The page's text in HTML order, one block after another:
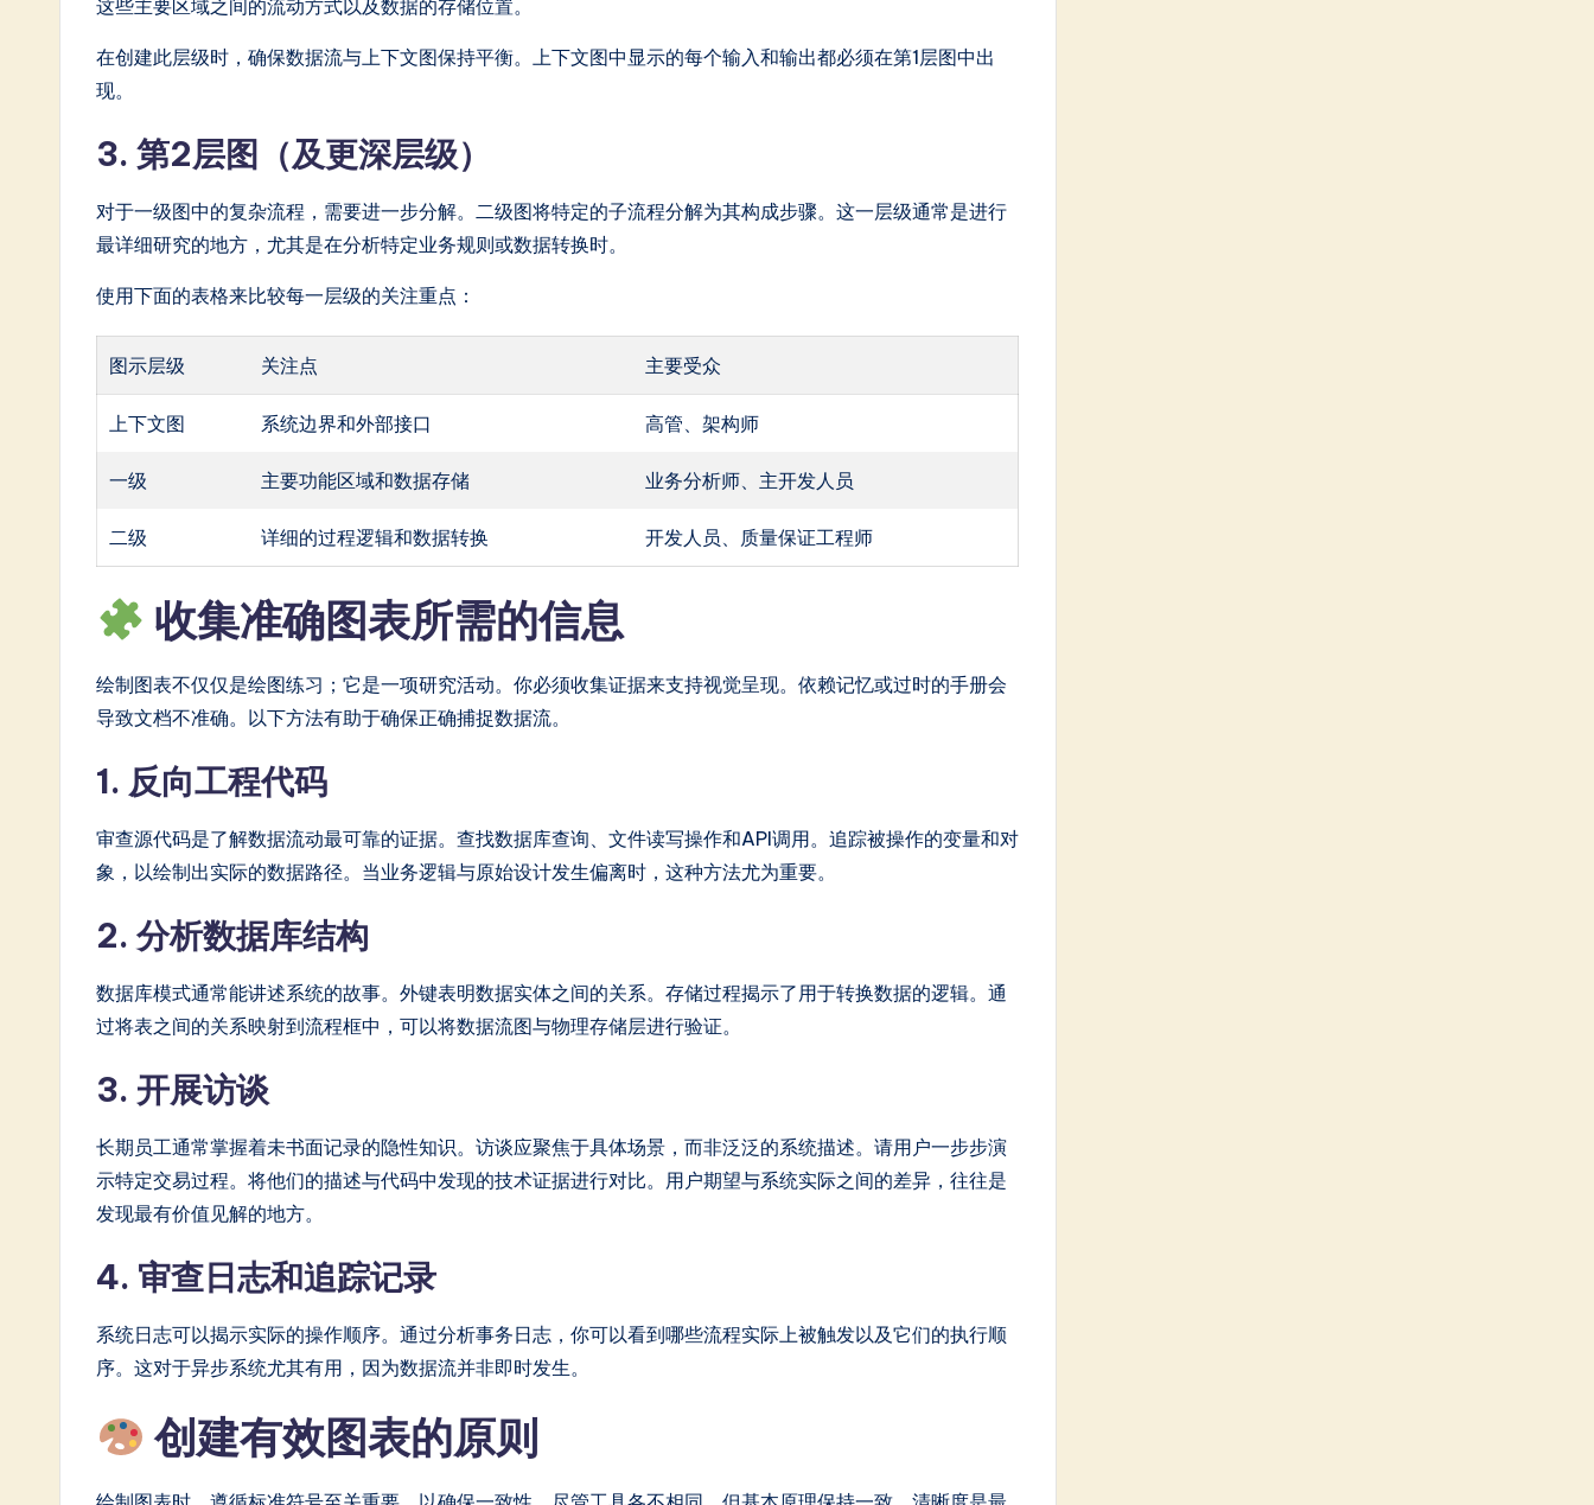
这些主要区域之间的流动方式以及数据的存储位置。
在创建此层级时，确保数据流与上下文图保持平衡。上下文图中显示的每个输入和输出都必须在第1层图中出
现。
3. 第2层图（及更深层级）
对于一级图中的复杂流程，需要进一步分解。二级图将特定的子流程分解为其构成步骤。这一层级通常是进行
最详细研究的地方，尤其是在分析特定业务规则或数据转换时。
使用下面的表格来比较每一层级的关注重点：
图示层级 关注点 主要受众
上下文图 系统边界和外部接口 高管、架构师
一级 主要功能区域和数据存储 业务分析师、主开发人员
二级 详细的过程逻辑和数据转换 开发人员、质量保证工程师
收集准确图表所需的信息
绘制图表不仅仅是绘图练习；它是一项研究活动。你必须收集证据来支持视觉呈现。依赖记忆或过时的手册会
导致文档不准确。以下方法有助于确保正确捕捉数据流。
1. 反向工程代码
审查源代码是了解数据流动最可靠的证据。查找数据库查询、文件读写操作和API调用。追踪被操作的变量和对
象，以绘制出实际的数据路径。当业务逻辑与原始设计发生偏离时，这种方法尤为重要。
2. 分析数据库结构
数据库模式通常能讲述系统的故事。外键表明数据实体之间的关系。存储过程揭示了用于转换数据的逻辑。通
过将表之间的关系映射到流程框中，可以将数据流图与物理存储层进行验证。
3. 开展访谈
长期员工通常掌握着未书面记录的隐性知识。访谈应聚焦于具体场景，而非泛泛的系统描述。请用户一步步演
示特定交易过程。将他们的描述与代码中发现的技术证据进行对比。用户期望与系统实际之间的差异，往往是
发现最有价值见解的地方。
4. 审查日志和追踪记录
系统日志可以揭示实际的操作顺序。通过分析事务日志，你可以看到哪些流程实际上被触发以及它们的执行顺
序。这对于异步系统尤其有用，因为数据流并非即时发生。
创建有效图表的原则